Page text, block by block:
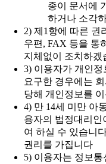
종이 문서에
하거나 소각
2) 제1항에 따른 권
우편, FAX 등을 통
지체없이 조치하겠
3) 이용자가 개인
요구한 경우에는
당해 개인정보를
4) 만 14세 미만 아
용자의 법정대리인
여 하실 수 있습니
권리를 가집니다
5) 이용자는 정보